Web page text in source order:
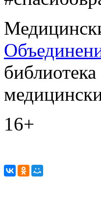
16+